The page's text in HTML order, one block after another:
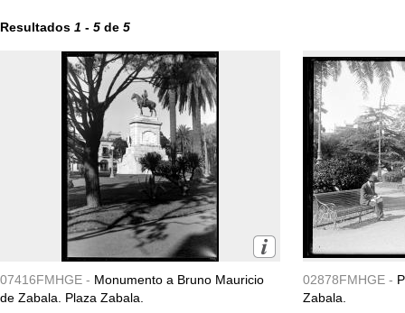
Resultados 1 - 5 de 5
07416FMHGE - Monumento a Bruno Mauricio
de Zabala. Plaza Zabala.
02878FMHGE -
Zabala.